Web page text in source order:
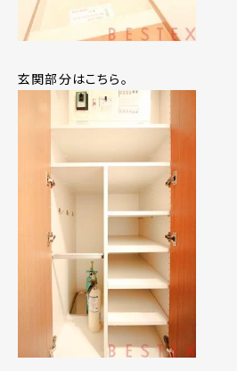
玄関部分はこちら。